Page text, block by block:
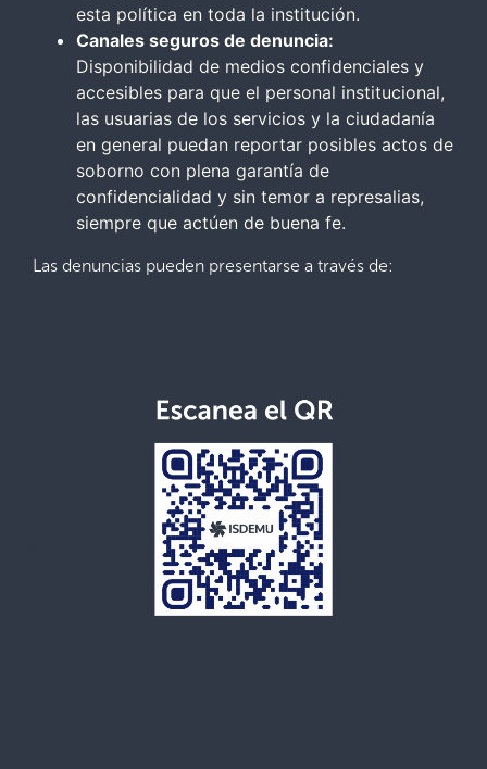
esta política en toda la institución.
Canales seguros de denuncia:
Disponibilidad de medios confidenciales y
accesibles para que el personal institucional,
las usuarias de los servicios y la ciudadanía
en general puedan reportar posibles actos de
soborno con plena garantía de
confidencialidad y sin temor a represalias,
siempre que actúen de buena fe.
Las denuncias pueden presentarse a través de: